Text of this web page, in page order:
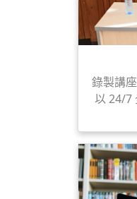
錄製講
以 24/7